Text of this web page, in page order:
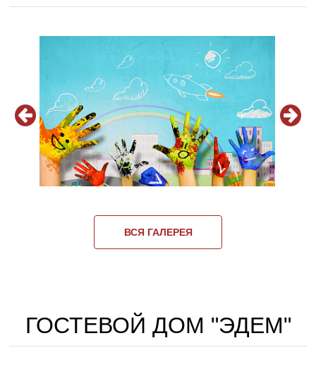
ВСЯ ГАЛЕРЕЯ
ГОСТЕВОЙ ДОМ "ЭДЕМ"